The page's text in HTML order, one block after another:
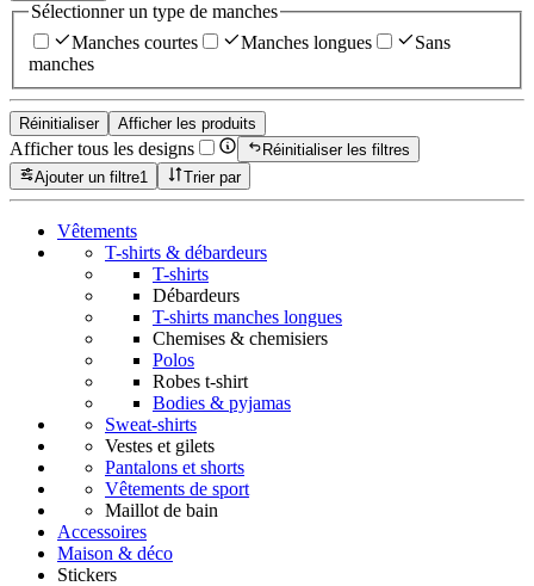
Sélectionner un type de manches
Manches courtes
Manches longues
Sans
manches
Réinitialiser Afficher les produits
Afficher tous les designs
Réinitialiser les filtres
Ajouter un filtre1 Trier par
Vêtements
T-shirts & débardeurs
T-shirts
Débardeurs
T-shirts manches longues
Chemises & chemisiers
Polos
Robes t-shirt
Bodies & pyjamas
Sweat-shirts
Vestes et gilets
Pantalons et shorts
Vêtements de sport
Maillot de bain
Accessoires
Maison & déco
Stickers